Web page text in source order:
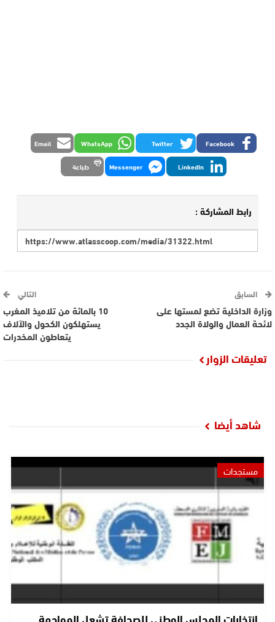
Facebook
Twitter
WhatsApp
Email
LinkedIn
Messenger طباعة
رابط المشاركة :
السابق
وزارة الداخلية تضع لمستها على
لائحة العمال والولاة الجدد
التالي
10 بالمائة من تلاميذ المغرب
يستهلكون الكحول والآلاف
يتعاطون المخدرات
تعليقات الزوار
شاهد أيضا
مستجدات